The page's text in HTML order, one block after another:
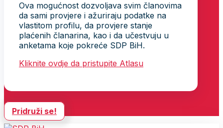
Ova mogućnost dozvoljava svim članovima
da sami provjere i ažuriraju podatke na
vlastitom profilu, da provjere stanje
plaćenih članarina, kao i da učestvuju u
anketama koje pokreće SDP BiH.
Kliknite ovdje da pristupite Atlasu
Pridruži se!